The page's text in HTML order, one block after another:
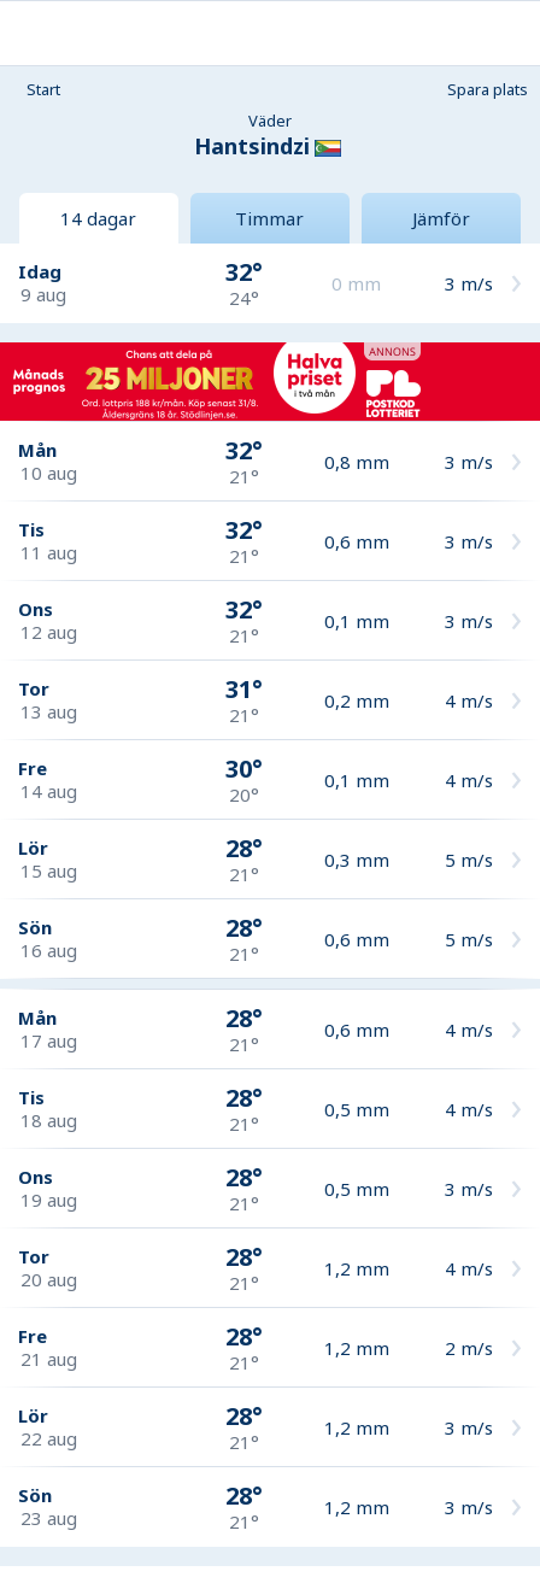
Start
Spara plats
Väder
Hantsindzi
14 dagar Timmar Jämför
Idag
9 aug
32°
24°
0 mm 3 m/s
Mån
10 aug
32°
21°
0,8 mm 3 m/s
Tis
11 aug
32°
21°
0,6 mm 3 m/s
Ons
12 aug
32°
21°
0,1 mm 3 m/s
Tor
13 aug
31°
21°
0,2 mm 4 m/s
Fre
14 aug
30°
20°
0,1 mm 4 m/s
Lör
15 aug
28°
21°
0,3 mm 5 m/s
Sön
16 aug
28°
21°
0,6 mm 5 m/s
Mån
17 aug
28°
21°
0,6 mm 4 m/s
Tis
18 aug
28°
21°
0,5 mm 4 m/s
Ons
19 aug
28°
21°
0,5 mm 3 m/s
Tor
20 aug
28°
21°
1,2 mm 4 m/s
Fre
21 aug
28°
21°
1,2 mm 2 m/s
Lör
22 aug
28°
21°
1,2 mm 3 m/s
Sön
23 aug
28°
21°
1,2 mm 3 m/s